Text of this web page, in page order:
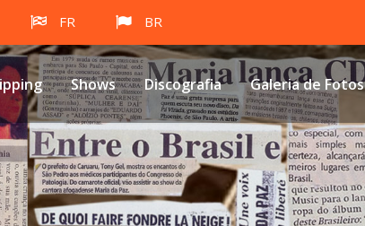
FR BR
Shows Discografia Galeria de Fotos